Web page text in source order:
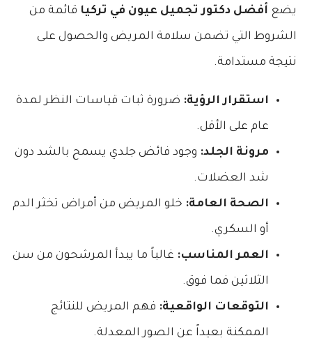
يضع أفضل دكتور تجميل عيون في تركيا قائمة من
الشروط التي تضمن سلامة المريض والحصول على
نتيجة مستدامة.
استقرار الرؤية: ضرورة ثبات قياسات النظر لمدة
عام على الأقل.
مرونة الجلد: وجود فائض جلدي يسمح بالشد دون
شد العضلات.
الصحة العامة: خلو المريض من أمراض تخثر الدم
أو السكري.
العمر المناسب: غالباً ما يبدأ المرشحون من سن
الثلاثين فما فوق.
التوقعات الواقعية: فهم المريض للنتائج
الممكنة بعيداً عن الصور المعدلة.